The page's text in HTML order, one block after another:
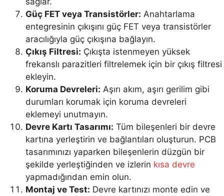
Güç FET veya Transistörler: Anahtarlama
entegresinin çıkışını güç FET veya transistörler
aracılığıyla güç çıkışına bağlayın.
Çıkış Filtresi: Çıkışta istenmeyen yüksek
frekanslı parazitleri filtrelemek için bir çıkış filtresi
ekleyin.
Koruma Devreleri: Aşırı akım, aşırı gerilim gibi
durumları korumak için koruma devreleri
eklemeyi unutmayın.
Devre Kartı Tasarımı: Tüm bileşenleri bir devre
kartına yerleştirin ve bağlantıları oluşturun. PCB
tasarımınızı yaparken bileşenlerin düzgün bir
şekilde yerleştiğinden ve izlerin kısa devre
yapmadığından emin olun.
Montaj ve Test: Devre kartınızı monte edin ve